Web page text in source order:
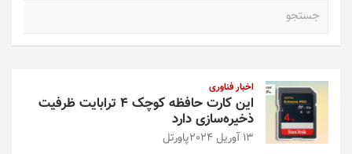
اخبار فناوری
این کارت حافظه کوچک ۴ ترابایت ظرفیت
ذخیره‌سازی دارد
13 آوریل 2024 پاورتل